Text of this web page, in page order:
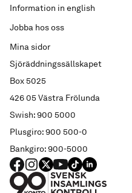
Sjöräddningssällskapet
Box 5025
426 05 Västra Frölunda
Swish: 900 5000
Plusgiro: 900 500-0
Bankgiro: 900-5000
Information in english
Jobba hos oss
Mina sidor
FACEBOOK
Instagram
X YouTube
TIKTOKLINKED IN